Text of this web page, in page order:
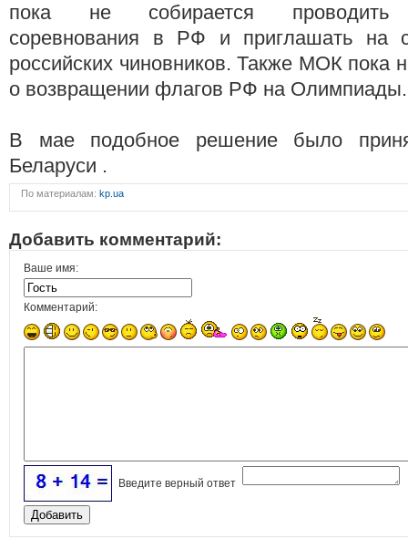
пока не собирается проводить
соревнования в РФ и приглашать на
российских чиновников. Также МОК пока
о возвращении флагов РФ на Олимпиады.
В мае подобное решение было
Беларуси .
По материалам: kp.ua
Добавить комментарий:
Ваше имя:
Комментарий:
Введите верный ответ